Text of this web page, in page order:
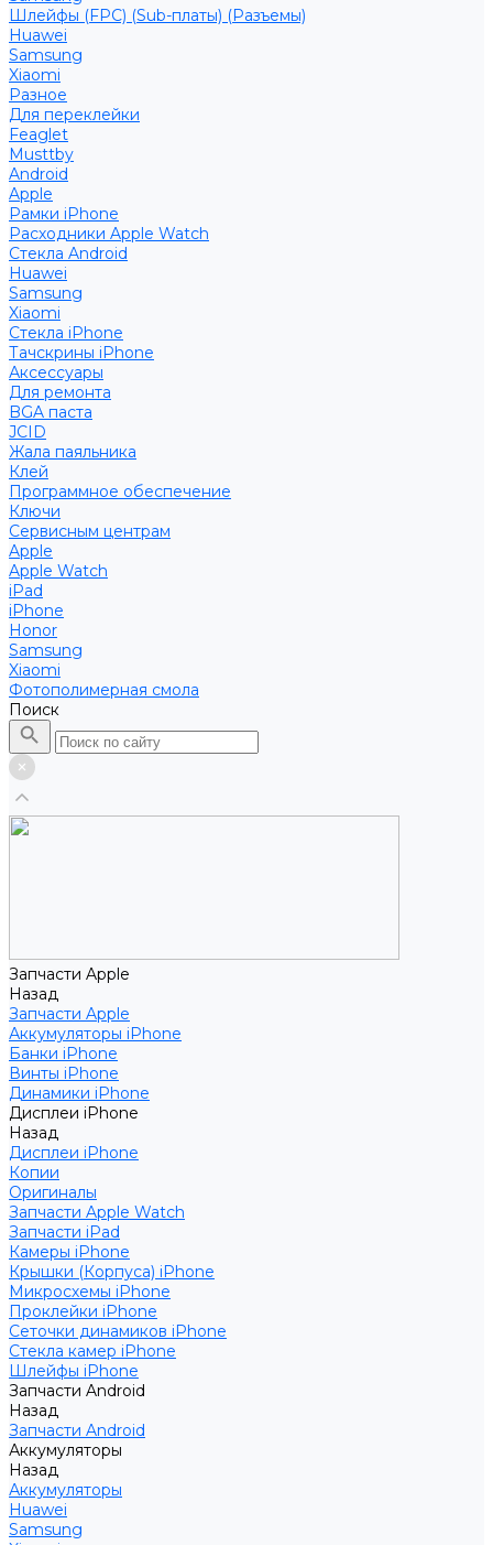
Шлейфы (FPC) (Sub-платы) (Разъемы)
Huawei
Samsung
Xiaomi
Разное
Для переклейки
Feaglet
Musttby
Android
Apple
Рамки iPhone
Расходники Apple Watch
Стекла Android
Huawei
Samsung
Xiaomi
Стекла iPhone
Тачскрины iPhone
Аксессуары
Для ремонта
BGA паста
JCID
Жала паяльника
Клей
Программное обеспечение
Ключи
Сервисным центрам
Apple
Apple Watch
iPad
iPhone
Honor
Samsung
Xiaomi
Фотополимерная смола
Поиск
Запчасти Apple
Назад
Запчасти Apple
Аккумуляторы iPhone
Банки iPhone
Винты iPhone
Динамики iPhone
Дисплеи iPhone
Назад
Дисплеи iPhone
Копии
Оригиналы
Запчасти Apple Watch
Запчасти iPad
Камеры iPhone
Крышки (Корпуса) iPhone
Микросхемы iPhone
Проклейки iPhone
Сеточки динамиков iPhone
Стекла камер iPhone
Шлейфы iPhone
Запчасти Android
Назад
Запчасти Android
Аккумуляторы
Назад
Аккумуляторы
Huawei
Samsung